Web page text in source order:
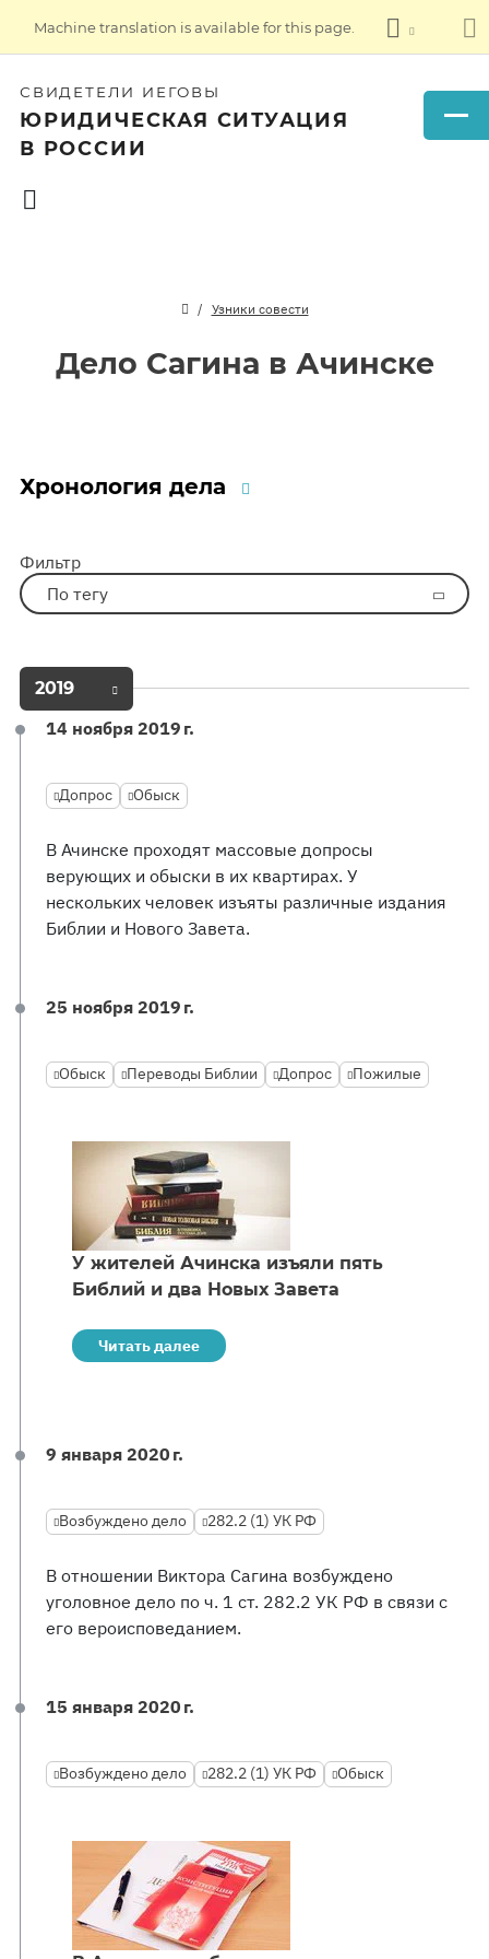
Machine translation is available for this page.
СВИДЕТЕЛИ ИЕГОВЫ
ЮРИДИЧЕСКАЯ СИТУАЦИЯ
В РОССИИ
Узники совести
Дело Сагина в Ачинске
Хронология дела
Фильтр
По тегу
2019
14 ноября 2019 г.
Допрос Обыск
В Ачинске проходят массовые допросы
верующих и обыски в их квартирах. У
нескольких человек изъяты различные издания
Библии и Нового Завета.
25 ноября 2019 г.
Обыск Переводы Библии Допрос Пожилые
У жителей Ачинска изъяли пять
Библий и два Новых Завета
Читать далее
9 января 2020 г.
Возбуждено дело 282.2 (1) УК РФ
В отношении Виктора Сагина возбуждено
уголовное дело по ч. 1 ст. 282.2 УК РФ в связи с
его вероисповеданием.
15 января 2020 г.
Возбуждено дело 282.2 (1) УК РФ Обыск